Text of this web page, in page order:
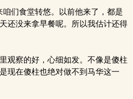
们食堂转悠。以前他来了，都是
还没来拿早餐呢。所以我估计还得
观察的好，心细如发。不像是傻柱
现在傻柱也绝对做不到马华这一